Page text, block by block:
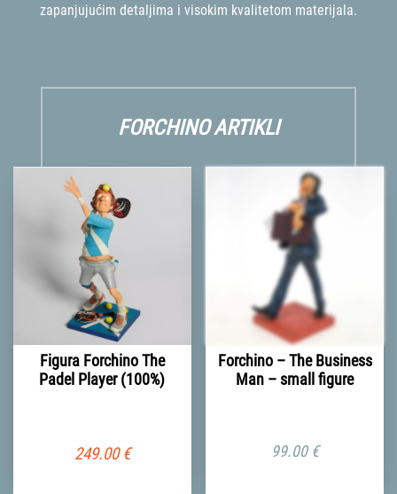
zapanjujućim detaljima i visokim kvalitetom materijala.
FORCHINO ARTIKLI
Figura Forchino The
Padel Player (100%)
249.00€
Forchino – The Business
Man – small figure
99.00 €